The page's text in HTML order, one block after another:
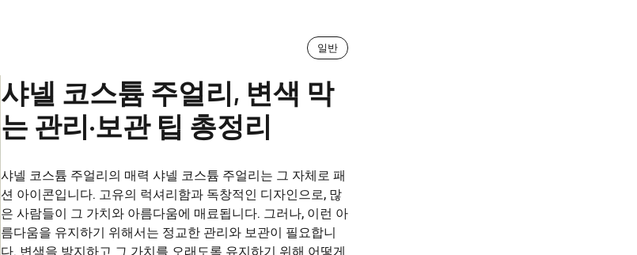
일반
샤넬 코스튬 주얼리, 변색 막
는 관리·보관 팁 총정리
샤넬 코스튬 주얼리의 매력 샤넬 코스튬 주얼리는 그 자체로 패
션 아이콘입니다. 고유의 럭셔리함과 독창적인 디자인으로, 많
은 사람들이 그 가치와 아름다움에 매료됩니다. 그러나, 이런 아
름다움을 유지하기 위해서는 정교한 관리와 보관이 필요합니
다. 변색을 방지하고 그 가치를 오래도록 유지하기 위해 어떻게